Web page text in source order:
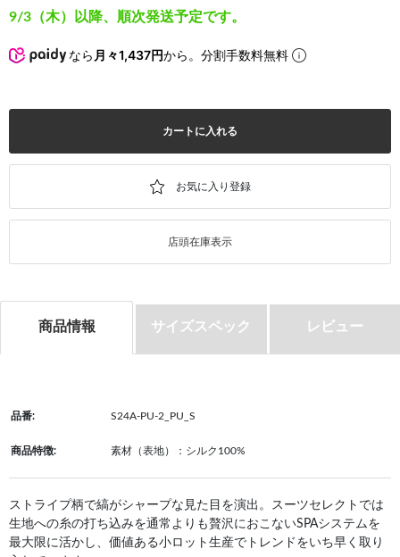
9/3（木）以降、順次発送予定です。
なら 月々1,437円から。分割手数料無料
カートに入れる
店頭在庫表示
商品情報 サイズスペック レビュー
品番: S24A-PU-2_PU_S
商品特徴: 素材（表地）：シルク100%
ストライプ柄で縞がシャープな見た目を演出。スーツセレクトでは
生地への糸の打ち込みを通常よりも贅沢におこないSPAシステムを
最大限に活かし、価値ある小ロット生産でトレンドをいち早く取り